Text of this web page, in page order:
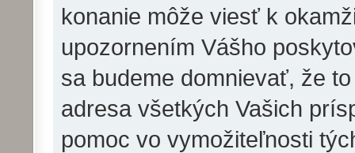
konanie môže viesť k
upozornením Vášho
sa budeme domnievať, že
adresa všetkých Vašich
pomoc vo vymožiteľnosti